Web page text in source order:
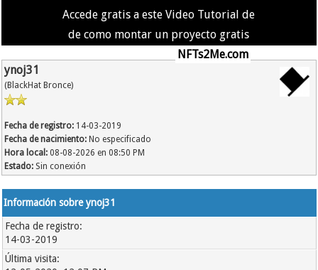
Accede gratis a este Video Tutorial de
de como montar un proyecto gratis
NFTs2Me.com
ynoj31
(BlackHat Bronce)
Fecha de registro: 14-03-2019
Fecha de nacimiento: No especificado
Hora local: 08-08-2026 en 08:50 PM
Estado: Sin conexión
Información sobre ynoj31
Fecha de registro:
14-03-2019
Última visita: